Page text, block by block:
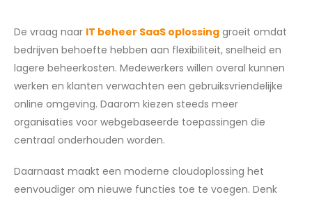
De vraag naar IT beheer SaaS oplossing groeit omdat
bedrijven behoefte hebben aan flexibiliteit, snelheid en
lagere beheerkosten. Medewerkers willen overal kunnen
werken en klanten verwachten een gebruiksvriendelijke
online omgeving. Daarom kiezen steeds meer
organisaties voor webgebaseerde toepassingen die
centraal onderhouden worden.
Daarnaast maakt een moderne cloudoplossing het
eenvoudiger om nieuwe functies toe te voegen. Denk